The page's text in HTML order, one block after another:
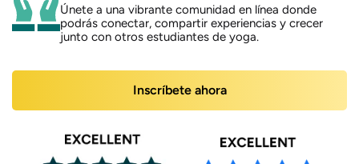
Únete a una vibrante comunidad en línea donde
podrás conectar, compartir experiencias y crecer
junto con otros estudiantes de yoga.
Inscríbete ahora